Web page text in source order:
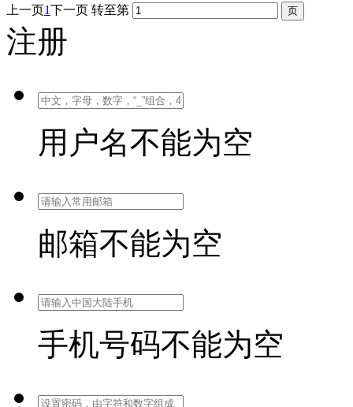
上一页1下一页 转至第
注册
用户名不能为空
邮箱不能为空
手机号码不能为空